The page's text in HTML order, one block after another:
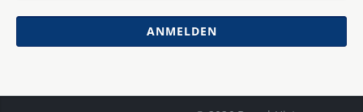
ANMELDEN